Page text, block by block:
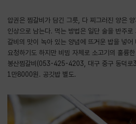
압권은 찜갈비가 담긴 그릇, 다 찌그러진 양은
인상으로 남는다. 먹는 방법은 일단 술을 반주로
갈비의 맛이 녹아 있는 양념에 뜨거운 밥을 넣
요청하기도 하지만 비빔 자체로 소고기의 훌륭
봉산찜갈비(053-425-4203, 대구 중구 동덕로
1만8000원. 공깃밥 별도.